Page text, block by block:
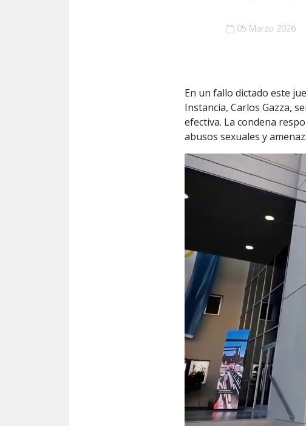
05 Marzo 2026
En un fallo dictado este
Instancia, Carlos Gazza,
efectiva. La condena
abusos sexuales y